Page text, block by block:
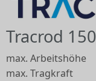
Tracrod
max. Arbeitshöhe
max. Tragkraft